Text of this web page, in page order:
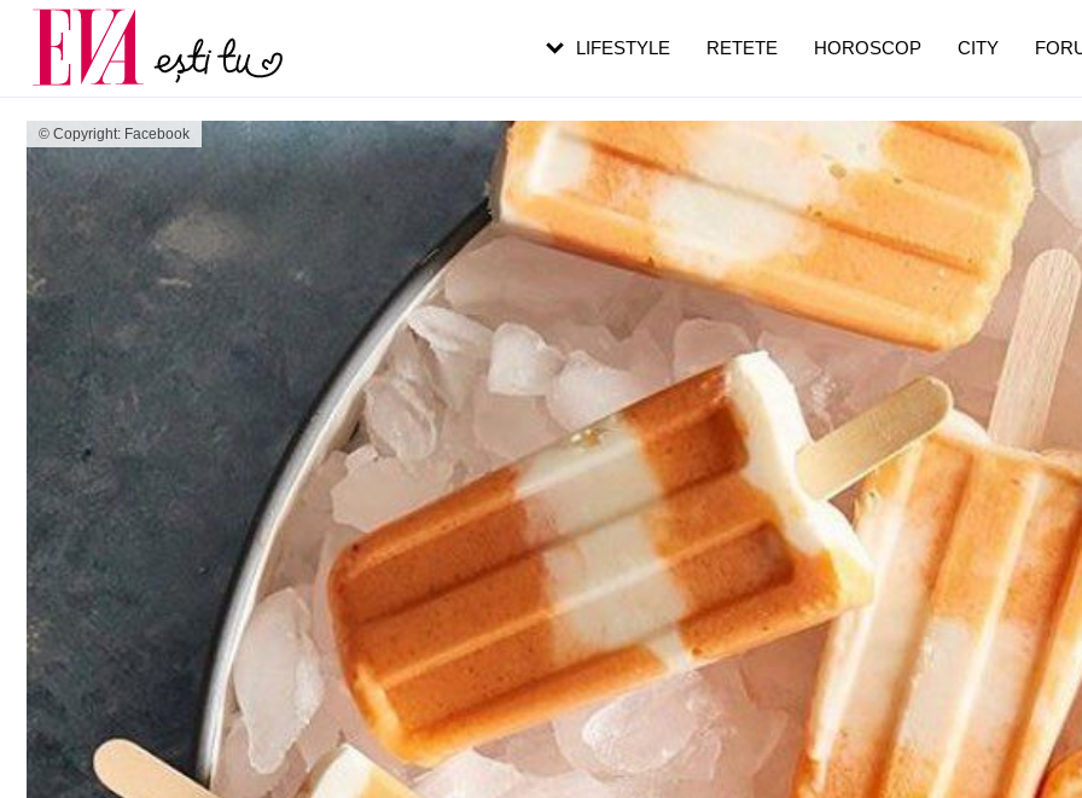
© Copyright: Facebook
LIFESTYLE RETETE HOROSCOP CITY
Carieră
Actualitate
pe măsură ce înaintezi în vârstă
de dureroasă este investigația